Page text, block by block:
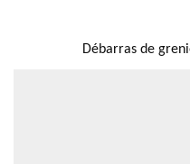
Débarras de